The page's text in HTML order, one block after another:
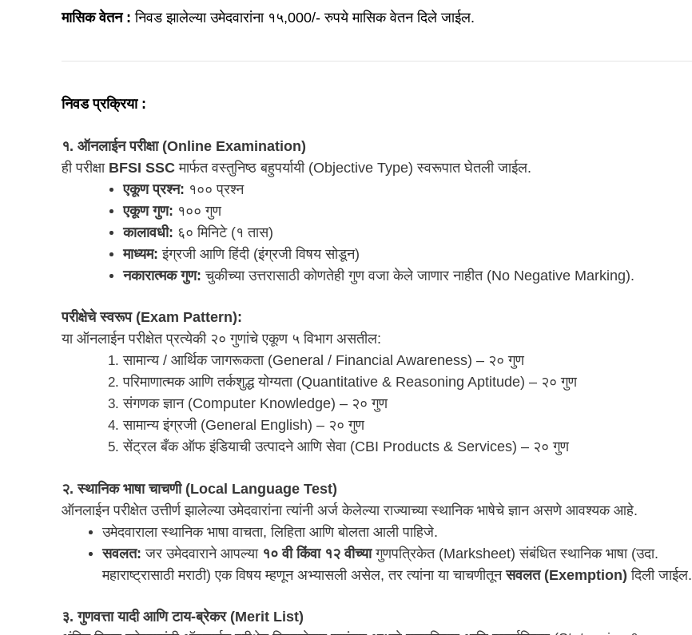
मासिक वेतन : निवड झालेल्या उमेदवारांना १५,000/- रुपये मासिक वेतन दिले जाईल.
निवड प्रक्रिया :
१. ऑनलाईन परीक्षा (Online Examination)
ही परीक्षा BFSI SSC मार्फत वस्तुनिष्ठ बहुपर्यायी (Objective Type) स्वरूपात घेतली जाईल.
एकूण प्रश्न: १०० प्रश्न
एकूण गुण: १०० गुण
कालावधी: ६० मिनिटे (१ तास)
माध्यम: इंग्रजी आणि हिंदी (इंग्रजी विषय सोडून)
नकारात्मक गुण: चुकीच्या उत्तरासाठी कोणतेही गुण वजा केले जाणार नाहीत (No Negative Marking).
परीक्षेचे स्वरूप (Exam Pattern):
या ऑनलाईन परीक्षेत प्रत्येकी २० गुणांचे एकूण ५ विभाग असतील:
सामान्य / आर्थिक जागरूकता (General / Financial Awareness) – २० गुण
परिमाणात्मक आणि तर्कशुद्ध योग्यता (Quantitative & Reasoning Aptitude) – २० गुण
संगणक ज्ञान (Computer Knowledge) – २० गुण
सामान्य इंग्रजी (General English) – २० गुण
सेंट्रल बँक ऑफ इंडियाची उत्पादने आणि सेवा (CBI Products & Services) – २० गुण
२. स्थानिक भाषा चाचणी (Local Language Test)
ऑनलाईन परीक्षेत उत्तीर्ण झालेल्या उमेदवारांना त्यांनी अर्ज केलेल्या राज्याच्या स्थानिक भाषेचे ज्ञान असणे आवश्यक आहे.
उमेदवाराला स्थानिक भाषा वाचता, लिहिता आणि बोलता आली पाहिजे.
सवलत: जर उमेदवाराने आपल्या १० वी किंवा १२ वीच्यागुणपत्रिकेत (Marksheet) संबंधित स्थानिक भाषा (उदा.
महाराष्ट्रासाठी मराठी) एक विषय म्हणून अभ्यासली असेल, तर त्यांना या चाचणीतूनसवलत (Exemption) दिली जाईल.
३. गुणवत्ता यादी आणि टाय-ब्रेकर (Merit List)